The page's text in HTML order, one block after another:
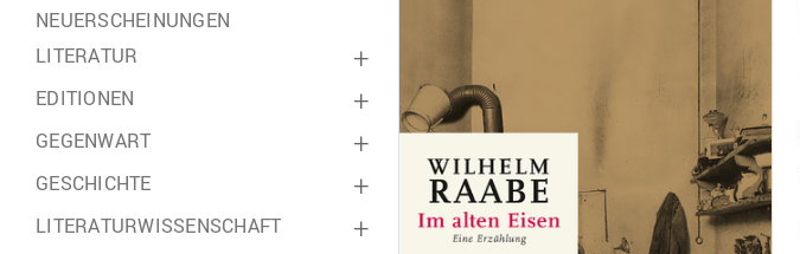
NEUERSCHEINUNGEN
+
LITERATUR
+
EDITIONEN
+
GEGENWART
+
GESCHICHTE
+
LITERATURWISSENSCHAFT